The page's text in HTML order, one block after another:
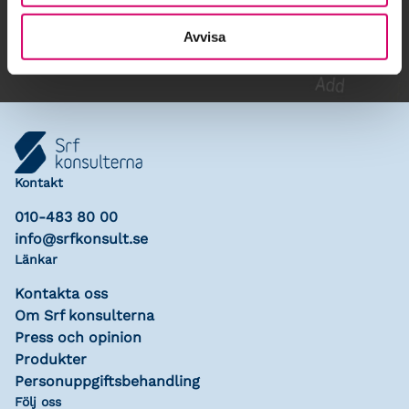
Avvisa
Lägg till i kalender
Kontakt
010-483 80 00
info@srfkonsult.se
Länkar
Kontakta oss
Om Srf konsulterna
Press och opinion
Produkter
Personuppgiftsbehandling
Följ oss